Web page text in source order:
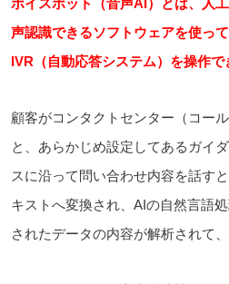
声認識できるソフトウェアを使っ
IVR（自動応答システム）を操作で
顧客がコンタクトセンター（コー
と、あらかじめ設定してあるガイ
スに沿って問い合わせ内容を話す
キストへ変換され、AIの自然言語
されたデータの内容が解析されて